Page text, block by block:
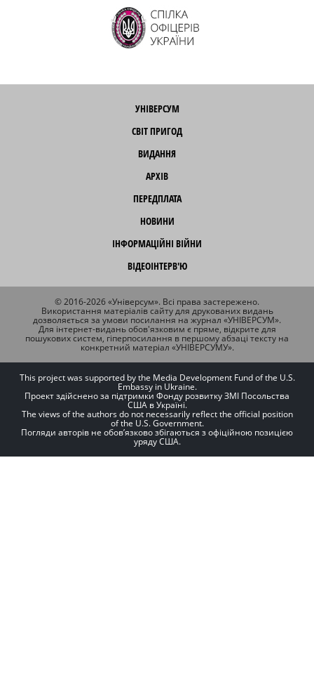
УНІВЕРСУМ
СВІТ ПРИГОД
ВИДАННЯ
АРХІВ
ПЕРЕДПЛАТА
НОВИНИ
ІНФОРМАЦІЙНІ ВІЙНИ
ВІДЕОІНТЕРВ'Ю
© 2016-2026 «Універсум». Всі права застережено.
Використання матеріалів сайту для друкованих видань
дозволяється за умови посилання на журнал «УНІВЕРСУМ».
Для інтернет-видань обов'язковим є пряме, відкрите для
пошукових систем, гіперпосилання в першому абзаці тексту на
конкретний матеріал «УНІВЕРСУМУ».
This project was supported by the Media Development Fund of the U.S.
Embassy in Ukraine.
Проект здійснено за підтримки Фонду розвитку ЗМІ Посольства
США в Україні.
The views of the authors do not necessarily reflect the official position
of the U.S. Government.
Погляди авторів не обов’язково збігаються з офіційною позицією
уряду США.